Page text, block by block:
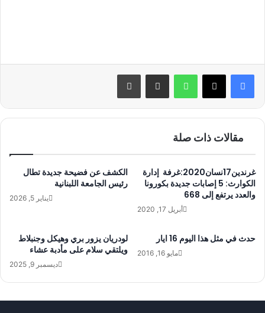
واتساب مشاركة عبر البريد طباعة
مقالات ذات صلة
الكشف عن فضيحة جديدة تطال
رئيس الجامعة اللبنانية
يناير 5, 2026
غرندين17نسان2020:غرفة إدارة
الكوارث: 5 إصابات جديدة بكورونا
والعدد يرتفع إلى 668
أبريل 17, 2020
لودريان يزور بري وهيكل وجنبلاط
ويلتقي سلام على مأدبة عشاء
ديسمبر 9, 2025
حدث في مثل هذا اليوم 16 ايار
مايو 16, 2016